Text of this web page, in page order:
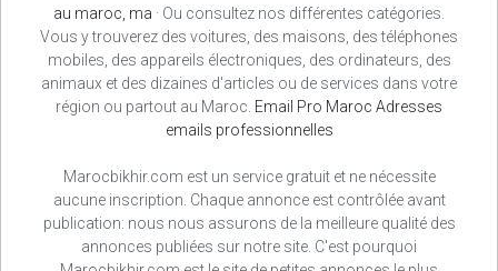
au maroc, ma · Ou consultez nos différentes catégories.
Vous y trouverez des voitures, des maisons, des téléphones
mobiles, des appareils électroniques, des ordinateurs, des
animaux et des dizaines d'articles ou de services dans votre
région ou partout au Maroc. Email Pro Maroc Adresses
emails professionnelles
Marocbikhir.com est un service gratuit et ne nécessite
aucune inscription. Chaque annonce est contrôlée avant
publication: nous nous assurons de la meilleure qualité des
annonces publiées sur notre site. C'est pourquoi